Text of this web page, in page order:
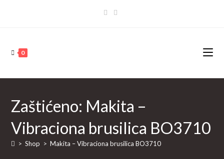
0
Zaštićeno: Makita –
Vibraciona brusilica BO3710
> Shop > Makita – Vibraciona brusilica BO3710